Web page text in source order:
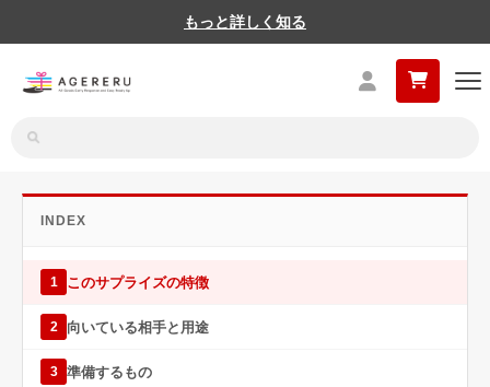
もっと詳しく知る
INDEX
1 このサプライズの特徴
2 向いている相手と用途
3 準備するもの